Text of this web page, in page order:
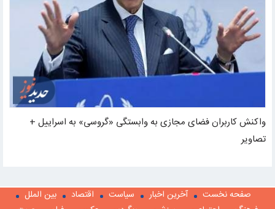
واکنش کاربران فضای مجازی به وابستگی «گروسی» به اسراییل +
تصاویر
صفحه نخست آخرین اخبار سیاست اقتصاد
بین الملل